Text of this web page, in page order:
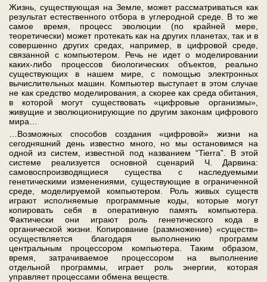
Жизнь, существующая на Земле, может рассматриваться как
результат естественного отбора в углеродной среде. В то же
самое время, процесс эволюции (по крайней мере,
теоретически) может протекать как на других планетах, так и в
совершенно других средах, например, в цифровой среде,
связанной с компьютером. Речь не идет о моделировании
каких-либо процессов биологических объектов, реально
существующих в нашем мире, с помощью электронных
вычислительных машин. Компьютер выступает в этом случае
не как средство моделирования, а скорее как среда обитания,
в которой могут существовать «цифровые организмы»,
живущие и эволюционирующие по другим законам цифрового
мира…
…Возможных способов создания «цифровой» жизни на
сегодняшний день известно много, но мы остановимся на
одной из систем, известной под названием “Tierra”. В этой
системе реализуется основной сценарий Ч. Дарвина:
самовоспроизводящиеся существа с наследуемыми
генетическими изменениями, существующие в ограниченной
среде, моделируемой компьютером. Роль живых существ
играют исполняемые программные коды, которые могут
копировать себя в оперативную память компьютера.
Фактически они играют роль генетического кода в
органической жизни. Копирование (размножение) «существ»
осуществляется благодаря выполнению программ
центральным процессором компьютера. Таким образом,
время, затрачиваемое процессором на выполнение
отдельной программы, играет роль энергии, которая
управляет процессами обмена веществ.